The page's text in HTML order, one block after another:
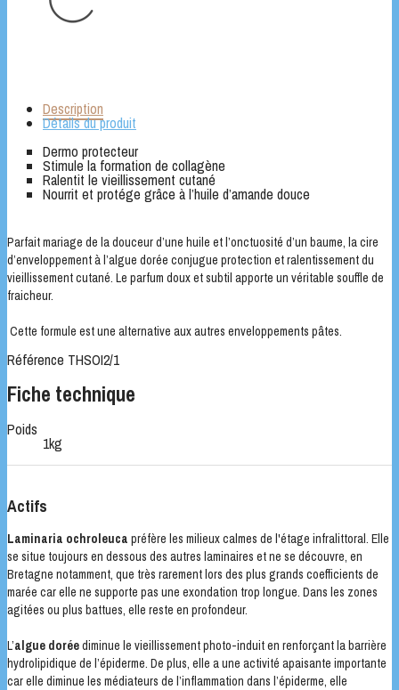
Description
Détails du produit
Dermo protecteur
Stimule la formation de collagène
Ralentit le vieillissement cutané
Nourrit et protége grâce à l’huile d’amande douce
Parfait mariage de la douceur d’une huile et l’onctuosité d’un baume, la cire
d’enveloppement à l’algue dorée conjugue protection et ralentissement du
vieillissement cutané. Le parfum doux et subtil apporte un véritable souffle de
fraicheur.
Cette formule est une alternative aux autres enveloppements pâtes.
Référence THSOI2/1
Fiche technique
Poids
1kg
Actifs
Laminaria ochroleuca préfère les milieux calmes de l'étage infralittoral. Elle
se situe toujours en dessous des autres laminaires et ne se découvre, en
Bretagne notamment, que très rarement lors des plus grands coefficients de
marée car elle ne supporte pas une exondation trop longue. Dans les zones
agitées ou plus battues, elle reste en profondeur.
L’algue doréediminue le vieillissement photo-induit en renforçant la barrière
hydrolipidique de l’épiderme. De plus, elle a une activité apaisante importante
car elle diminue les médiateurs de l’inflammation dans l’épiderme, elle